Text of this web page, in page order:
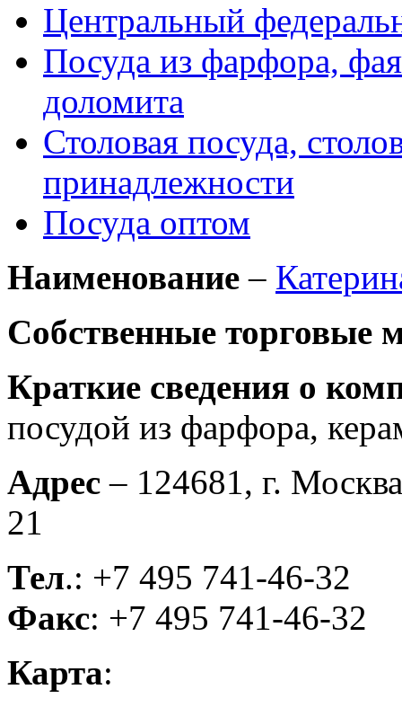
Центральный
Посуда из фарфора,
доломита
Столовая посуда,
принадлежности
Посуда оптом
Наименование –
Собственные торговые
Краткие сведения о
посудой из фарфора,
Адрес – 124681, г.
21
Тел.: +7 495 741-46-32
Факс: +7 495 741-46-32
Карта: